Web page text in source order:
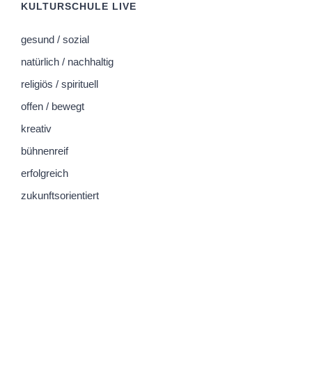
KULTURSCHULE LIVE
gesund / sozial
natürlich / nachhaltig
religiös / spirituell
offen / bewegt
kreativ
bühnenreif
erfolgreich
zukunftsorientiert